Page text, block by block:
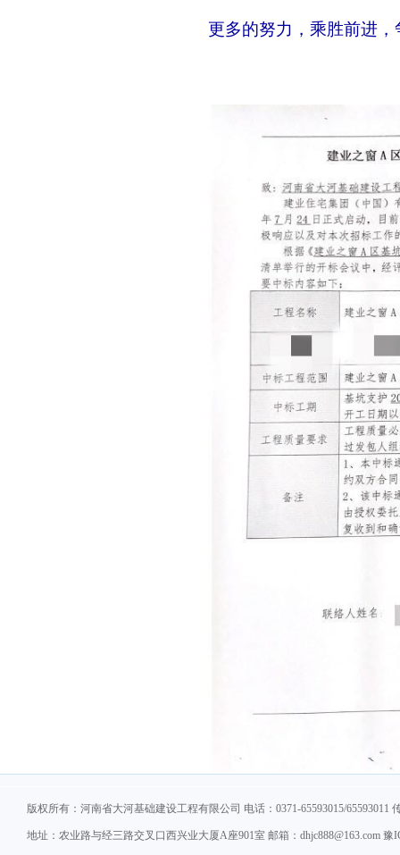
更多的努力，乘胜前进
版权所有：河南省大河基础建设工程有限公司 电话：0371-65593015/65593011
地址：农业路与经三路交叉口西兴业大厦A座901室 邮箱：dhjc888@163.com 豫